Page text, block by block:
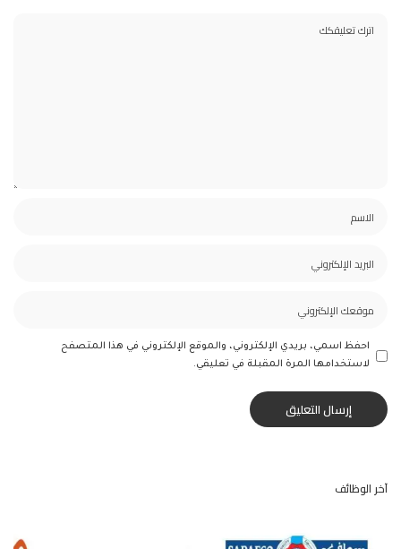
احفظ اسمي، بريدي الإلكتروني، والموقع الإلكتروني في هذا المتصفح
لاستخدامها المرة المقبلة في تعليقي.
آخر الوظائف